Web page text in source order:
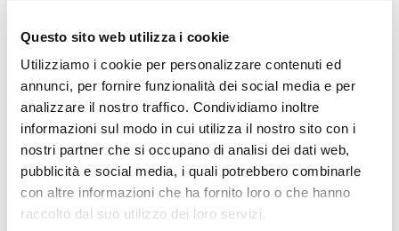
Questo sito web utilizza i cookie
Utilizziamo i cookie per personalizzare contenuti ed
annunci, per fornire funzionalità dei social media e per
analizzare il nostro traffico. Condividiamo inoltre
informazioni sul modo in cui utilizza il nostro sito con i
nostri partner che si occupano di analisi dei dati web,
pubblicità e social media, i quali potrebbero combinarle
con altre informazioni che ha fornito loro o che hanno
raccolto dal suo utilizzo dei loro servizi.
che lo adottano. In questo modo
Allegrini si evolve unendo all’esperienza il
valore della ricerca scientifica.
A completare la proposta, la linea diprodotti
certificati Ecolabel, una gamma di detergenti
realizzati con materie prime di origine vegetale
che assicurano, a parità di efficacia, massima
biodegradabilità e un maggior equilibrio tra